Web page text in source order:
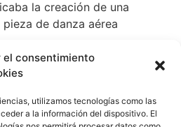
el consentimiento
utilizamos tecnologías como las
a la información del dispositivo. El
la creación de una
de danza aérea
de los primeros pasos para
Ingenia que surgió en el
Saber. Su objetivo es crear